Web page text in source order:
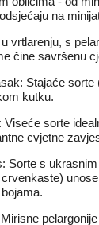
na
vrtlarenju, s
čine savršenu
Stajaće sorte
kutku.
Viseće sorte
cvjetne
Sorte s